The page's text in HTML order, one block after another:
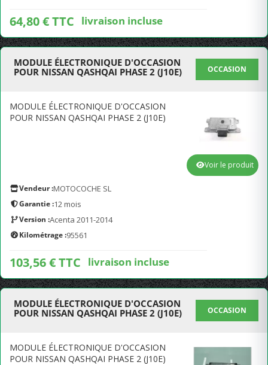
64,80 € TTC livraison incluse
MODULE ÉLECTRONIQUE D'OCCASION
POUR NISSAN QASHQAI PHASE 2 (J10E)
OCCASION
MODULE ÉLECTRONIQUE D'OCCASION
POUR NISSAN QASHQAI PHASE 2 (J10E)
Vendeur :MOTOCOCHE SL
Garantie :12 mois
Version :Acenta 2011-2014
Kilométrage :95561
103,56 € TTC livraison incluse
Voir le produit
MODULE ÉLECTRONIQUE D'OCCASION
POUR NISSAN QASHQAI PHASE 2 (J10E)
OCCASION
MODULE ÉLECTRONIQUE D'OCCASION
POUR NISSAN QASHQAI PHASE 2 (J10E)